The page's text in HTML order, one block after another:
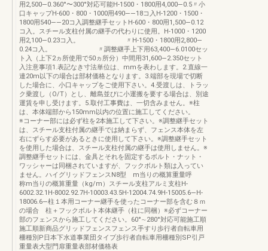
用2,500—0.360°〜300°対応可能H-1500・1800用4,000—0.5〃小
口キャップH-600・800・1000用490——18コ入H-1200・1500・
1800用540——20コ入調整継手セットH-600・800用1,500—0.12
コ入。スチール支柱付属の継手の代わりに使用。H-1000・1200
用2,100—0.23コ入。 〃H-1500・1800用2,800—
0.24コ入。 〃調整継手上下用63,400—6.0100セッ
ト入（上下2ヵ所使用で50ヵ所分）中間用31,600—2.350セット
入注意事項1.表記なき寸法単位は、mmを表わします。2.直線一
連20m以下の場合は部材価格となります。3.端部を現場で切断
した場合に、小口キャップをご使用下さい。4.受渡しは、トラッ
ク乗渡し（O/T）とし、離島並びに小運搬を要する場合は、別途
運賃を申し受けます。5.取付工事費は、一切含みません。※柱
は、本体端部から150mm以内の位置に施工してください。
※コーナー部には必ず柱を2本施工して下さい。※調整継手セット
は、スチール支柱付属の継手では納まらず、フェンス本体を左
右にずらす必要があるときに使用して下さい。※調整継手セット
を使用した場合は、スチール支柱付属の継手は使用しません。※
調整継手セットには、金具とそれを固定するボルト・ナット・
ワッシャーは同梱されていますが、フックボルト類は入ってい
ません。ハイグリッドフェンスN8型 m当りの概算重量呼
称m当りの概算重量（kg/m）スチール支柱アルミ支柱H-
6002.32.1H-8002.92.7H-10003.43.5H-12004.74.9H-15005.6—H-
18006.6—柱１本用コーナー継手を使ったコーナー部を含む８ｍ
の場合 柱＋フックボルト本体継手（柱に同梱）※必ずコーナー
部のフェンスから施工してください。60°∼280°対応可能施工順
施工順新商品グリッドフェンスフェンス手すり歩行者自転車用
柵種別P日本下水道事業団タイプ歩行者自転車用柵種別SP引戸
重量表大型門扉重量表部材価格表